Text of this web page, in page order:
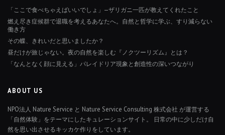
「ここで食べちゃえばいいでしょ」—ザリガニ一匹が教えてくれたこと
燃え尽き症候群で退職を考えるあなたへ。自然と哲学に学ぶ、すり減らない
働き方
その蝶、きれいだと思いましたか？
昼だけが旅じゃない。夜の自然を楽しむ『ノクツーリズム』とは？
「なんとなく顔に見える」パレイドリア現象と創造性の深いつながり
ABOUT US
NPO法人 Nature Service と Nature Service Consulting 株式会社 が運営する
「自然体験」をテーマにしたキュレーションサイト。 日常の中に少しだけ自
然を思い出させるキッカケ作りをしています。